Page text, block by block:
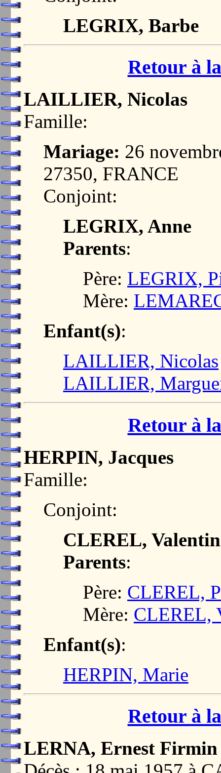
LEGRIX, Barbe
Retour à
LAILLIER, Nicolas
Famille:
Mariage: 26
27350, FRANCE
Conjoint:
LEGRIX, Anne
Parents:
Père: LEGRIX,
Mère:
Enfant(s):
LAILLIER, Nicolas
LAILLIER,
Retour à
HERPIN, Jacques
Famille:
Conjoint:
CLEREL,
Parents:
Père: CLEREL,
Mère: CLEREL,
Enfant(s):
HERPIN, Marie
Retour à
LERNA, Ernest Firmin